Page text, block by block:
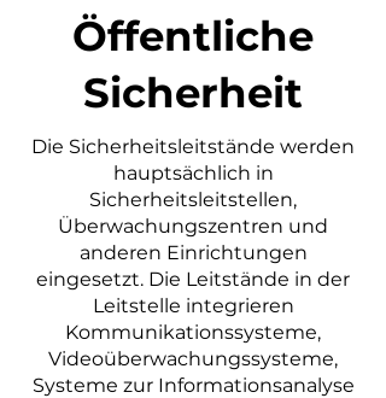
Öffentliche
Sicherheit
Die Sicherheitsleitstände werden
hauptsächlich in
Sicherheitsleitstellen,
Überwachungszentren und
anderen Einrichtungen
eingesetzt. Die Leitstände in der
Leitstelle integrieren
Kommunikationssysteme,
Videoüberwachungssysteme,
Systeme zur Informationsanalyse